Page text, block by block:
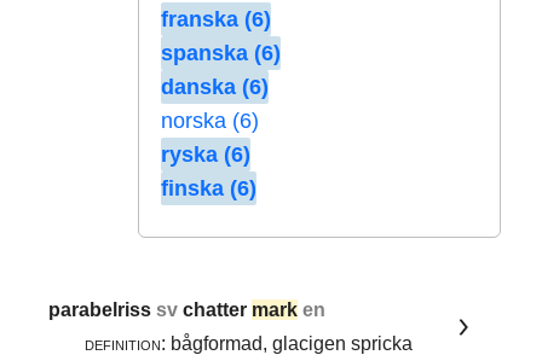
franska (6)
spanska (6)
danska (6)
norska (6)
ryska (6)
finska (6)
parabelrisssvchatter mark en
definition: bågformad, glacigen spricka